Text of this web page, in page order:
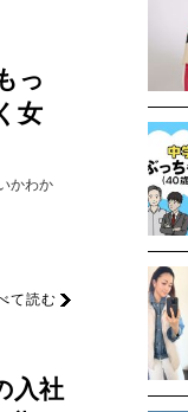
っ
女
かわか
て読む
入社